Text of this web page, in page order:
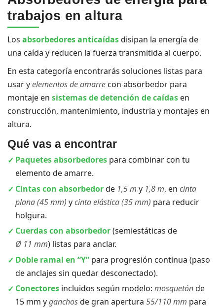
trabajos en altura
Los absorbedores anticaídasdisipan la energía de
una caída y reducen la fuerza transmitida al cuerpo.
En esta categoría encontrarás soluciones listas para
usar yelementos de amarre con absorbedor para
montaje en sistemas de detención de caídas en
construcción, mantenimiento, industria y montajes en
altura.
Qué vas a encontrar
Paquetes absorbedores para combinar con tu
elemento de amarre.
Cintas con absorbedorde 1,5 m y 1,8 m, en cinta
plana (45 mm) ycinta elástica (35 mm) para reducir
holgura.
Cuerdas con absorbedor(semies­táticas de
Ø 11 mm) listas para anclar.
Doble ramal en “Y” para progresión continua (paso
de anclajes sin quedar desconectado).
Conectores incluidos según modelo: mosquetónde
15 mm yganchosde gran apertura 55/110 mm para